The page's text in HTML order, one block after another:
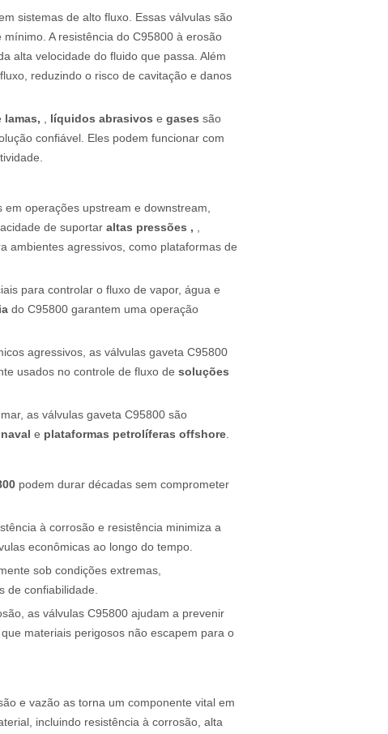
sistemas de alto fluxo. Essas válvulas são
A resistência do C95800 à erosão
alta velocidade do fluido que passa. Além
reduzindo o risco de cavitação e danos
lamas, líquidos abrasivos e gases são
confiável. Eles podem funcionar com
operações upstream e downstream,
de suportar altas pressões ,
ambientes agressivos, como plataformas de
para controlar o fluxo de vapor, água e
do C95800 garantem uma operação
agressivos, as válvulas gaveta C95800
usados ​​no controle de fluxo de soluções
as válvulas gaveta C95800 são
e plataformas petrolíferas offshore
podem durar décadas sem comprometer
à corrosão e resistência minimiza a
econômicas ao longo do tempo.
sob condições extremas,
de confiabilidade.
as válvulas C95800 ajudam a prevenir
materiais perigosos não escapem para o
e vazão as torna um componente vital em
incluindo resistência à corrosão, alta